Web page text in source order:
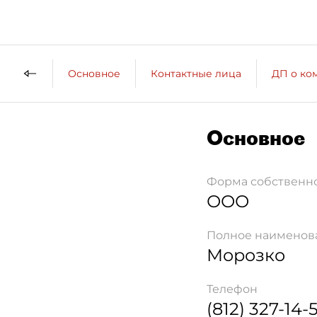
Основное Контактные лица ДП о
Основное
Форма
ООО
Полное
Морозко
Телефон
(812) 327-14-